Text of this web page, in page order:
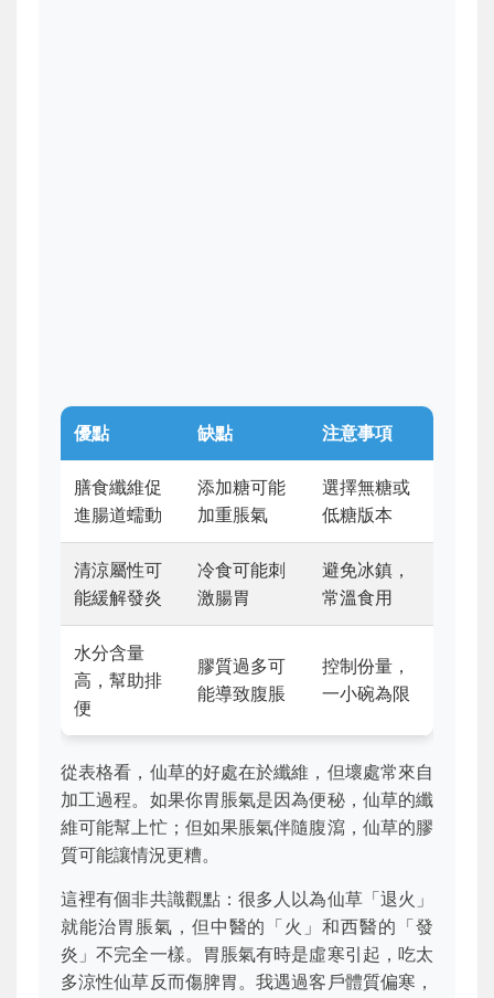
優點 缺點 注意事項
膳食纖維促
進腸道蠕動
添加糖可能
加重脹氣
選擇無糖或
低糖版本
清涼屬性可
能緩解發炎
冷食可能刺
激腸胃
避免冰鎮，
常溫食用
水分含量
高，幫助排
便
膠質過多可
能導致腹脹
控制份量，
一小碗為限
從表格看，仙草的好處在於纖維，但壞處常來自
加工過程。如果你胃脹氣是因為便秘，仙草的纖
維可能幫上忙；但如果脹氣伴隨腹瀉，仙草的膠
質可能讓情況更糟。
這裡有個非共識觀點：很多人以為仙草「退火」
就能治胃脹氣，但中醫的「火」和西醫的「發
炎」不完全一樣。胃脹氣有時是虛寒引起，吃太
多涼性仙草反而傷脾胃。我遇過客戶體質偏寒，